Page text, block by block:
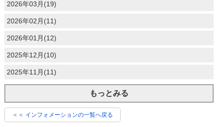
2026年03月(19)
2026年02月(11)
2026年01月(12)
2025年12月(10)
2025年11月(11)
もっとみる
＜＜ インフォメーションの一覧へ戻る